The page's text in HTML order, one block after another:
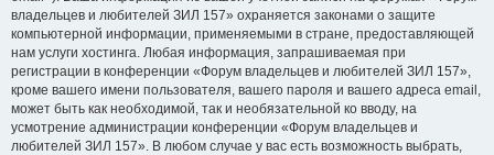
владельцев и любителей ЗИЛ 157» охраняется законами о защите
компьютерной информации, применяемыми в стране, предоставляющей
нам услуги хостинга. Любая информация, запрашиваемая при
регистрации в конференции «Форум владельцев и любителей ЗИЛ 157»,
кроме вашего имени пользователя, вашего пароля и вашего адреса email,
может быть как необходимой, так и необязательной ко вводу, на
усмотрение администрации конференции «Форум владельцев и
любителей ЗИЛ 157». В любом случае у вас есть возможность выбрать,